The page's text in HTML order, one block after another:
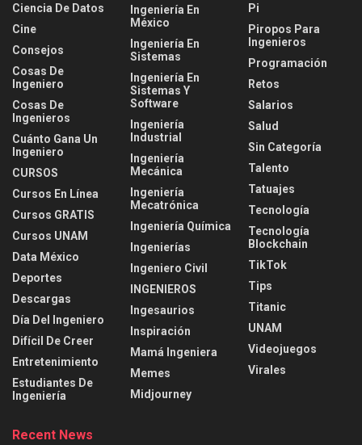
Ciencia De Datos
Cine
Consejos
Cosas De
Ingeniero
Cosas De
Ingenieros
Cuánto Gana Un
Ingeniero
CURSOS
Cursos En Línea
Cursos GRATIS
Cursos UNAM
Data México
Deportes
Descargas
Día Del Ingeniero
Difícil De Creer
Entretenimiento
Estudiantes De
Ingeniería
Ingeniería En
México
Ingeniería En
Sistemas
Ingeniería En
Sistemas Y
Software
Ingeniería
Industrial
Ingeniería
Mecánica
Ingeniería
Mecatrónica
Ingeniería Química
Ingenierías
Ingeniero Civil
INGENIEROS
Ingesaurios
Inspiración
Mamá Ingeniera
Memes
Midjourney
Pi
Piropos Para
Ingenieros
Programación
Retos
Salarios
Salud
Sin Categoría
Talento
Tatuajes
Tecnología
Tecnología
Blockchain
TikTok
Tips
Titanic
UNAM
Videojuegos
Virales
Recent News